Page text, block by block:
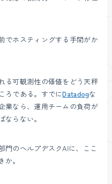
でホスティングする手間がか
る可観測性の価値をどう天秤
ろである。すでにDatadogな
業なら、運用チームの負荷が
ならない。
門のヘルプデスクAIに、ここ
。